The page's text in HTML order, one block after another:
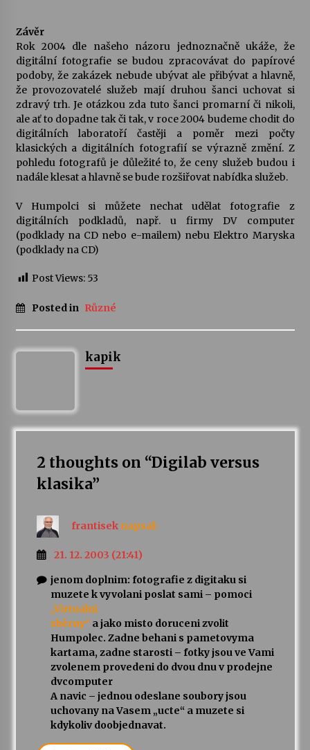
Závěr
Rok 2004 dle našeho názoru jednoznačně ukáže, že
digitální fotografie se budou zpracovávat do papírové
podoby, že zakázek nebude ubývat ale přibývat a hlavně,
že provozovatelé služeb mají druhou šanci uchovat si
zdravý trh. Je otázkou zda tuto šanci promarní či nikoli,
ale ať to dopadne tak či tak, v roce 2004 budeme chodit do
digitálních laboratoří častěji a poměr mezi počty
klasických a digitálních fotografií se výrazně změní. Z
pohledu fotografů je důležité to, že ceny služeb budou i
nadále klesat a hlavně se bude rozšiřovat nabídka služeb.
V Humpolci si můžete nechat udělat fotografie z
digitálních podkladů, např. u firmy DV computer
(podklady na CD nebo e-mailem) nebu Elektro Maryska
(podklady na CD)
Post Views: 53
Posted in Různé
kapik
2 thoughts on “Digilab versus
klasika”
frantisek napsal:
21. 12. 2003 (21:41)
jenom doplnim: fotografie z digitaku si
muzete k vyvolani poslat sami – pomoci
„Virtualni
sběrny“a jako misto doruceni zvolit
Humpolec. Zadne behani s pametovyma
kartama, zadne starosti – fotky jsou ve Vami
zvolenem provedeni do dvou dnu v prodejne
dvcomputer
A navic – jednou odeslane soubory jsou
uchovany na Vasem „ucte“ a muzete si
kdykoliv doobjednavat.